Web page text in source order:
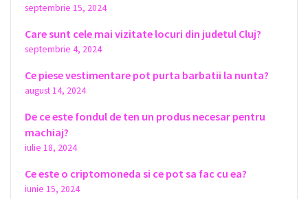
septembrie 15, 2024
Care sunt cele mai vizitate locuri din judetul Cluj?
septembrie 4, 2024
Ce piese vestimentare pot purta barbatii la nunta?
august 14, 2024
De ce este fondul de ten un produs necesar pentru
machiaj?
iulie 18, 2024
Ce este o criptomoneda si ce pot sa fac cu ea?
iunie 15, 2024